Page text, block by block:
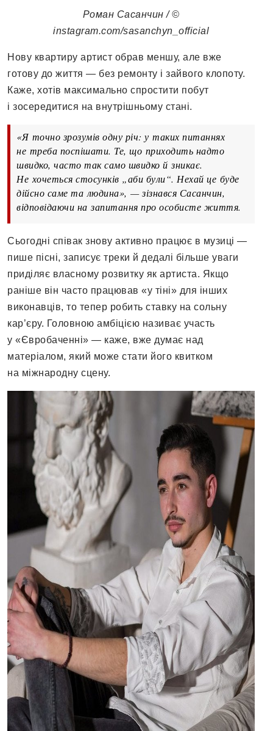
Роман Сасанчин / ©
instagram.com/sasanchyn_official
Нову квартиру артист обрав меншу, але вже
готову до життя — без ремонту і зайвого клопоту.
Каже, хотів максимально спростити побут
і зосередитися на внутрішньому стані.
«Я точно зрозумів одну річ: у таких питаннях
не треба поспішати. Те, що приходить надто
швидко, часто так само швидко й зникає.
Не хочеться стосунків „аби були“. Нехай це буде
дійсно саме та людина», — зізнався Сасанчин,
відповідаючи на запитання про особисте життя.
Сьогодні співак знову активно працює в музиці —
пише пісні, записує треки й дедалі більше уваги
приділяє власному розвитку як артиста. Якщо
раніше він часто працював «у тіні» для інших
виконавців, то тепер робить ставку на сольну
кар’єру. Головною амбіцією називає участь
у «Євробаченні» — каже, вже думає над
матеріалом, який може стати його квитком
на міжнародну сцену.